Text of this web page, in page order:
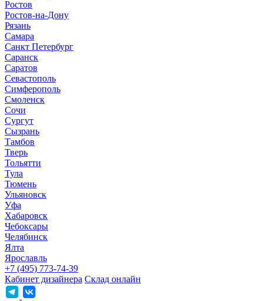
Ростов
Ростов-на-Дону
Рязань
Самара
Санкт Петербург
Саранск
Саратов
Севастополь
Симферополь
Смоленск
Сочи
Сургут
Сызрань
Тамбов
Тверь
Тольятти
Тула
Тюмень
Ульяновск
Уфа
Хабаровск
Чебоксары
Челябинск
Ялта
Ярославль
+7 (495) 773-74-39
Кабинет дизайнера Склад онлайн